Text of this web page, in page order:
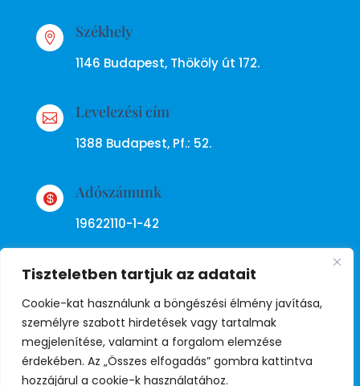
Tiszteletben tartjuk az adatait
Cookie-kat használunk a böngészési élmény javítása,
személyre szabott hirdetések vagy tartalmak
megjelenítése, valamint a forgalom elemzése
érdekében. Az „Összes elfogadás” gombra kattintva
hozzájárul a cookie-k használatához.
 Székhely
1146 Budapest, Thököly út 172.
 Levelezési cím
1388 Budapest, Pf.: 52.
 Adószámunk
19622110-1-42
Adatkezelési tájékoztató